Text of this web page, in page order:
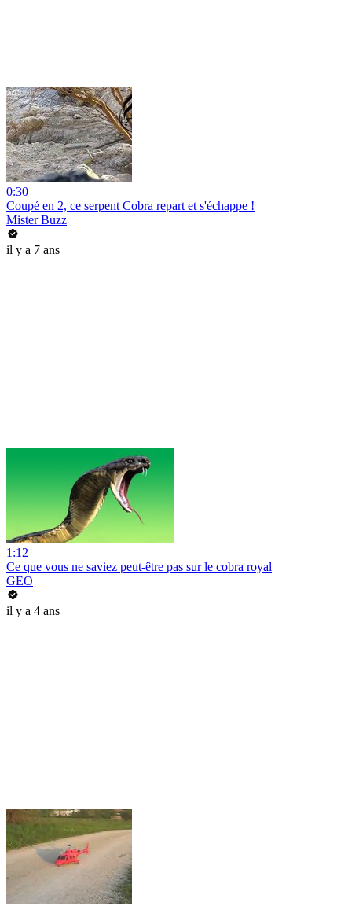
0:30
Coupé en 2, ce serpent Cobra repart et s'échappe !
Mister Buzz
il y a 7 ans
1:12
Ce que vous ne saviez peut-être pas sur le cobra royal
GEO
il y a 4 ans